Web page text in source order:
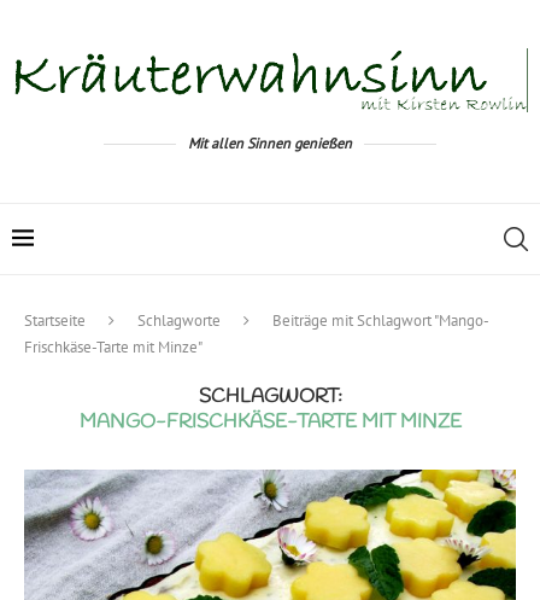
Mit allen Sinnen genießen
Startseite Schlagworte
Beiträge mit Schlagwort "Mango-
Frischkäse-Tarte mit Minze"
SCHLAGWORT:
MANGO-FRISCHKÄSE-TARTE MIT MINZE